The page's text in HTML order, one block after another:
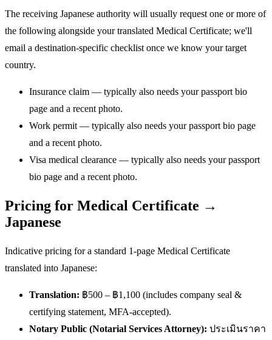
The receiving Japanese authority will usually request one or more of
the following alongside your translated Medical Certificate; we'll
email a destination-specific checklist once we know your target
country.
Insurance claim — typically also needs your passport bio
page and a recent photo.
Work permit — typically also needs your passport bio page
and a recent photo.
Visa medical clearance — typically also needs your passport
bio page and a recent photo.
Pricing for Medical Certificate →
Japanese
Indicative pricing for a standard 1-page Medical Certificate
translated into Japanese:
Translation: ฿500 – ฿1,100 (includes company seal &
certifying statement, MFA-accepted).
Notary Public (Notarial Services Attorney): ประเมินราคา